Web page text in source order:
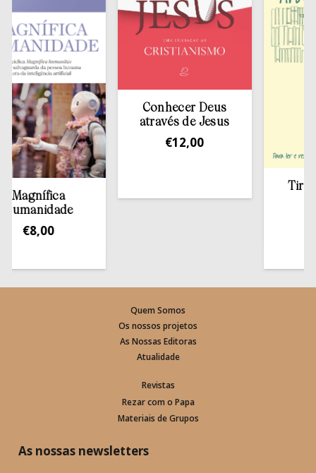
Magnífica
8,00
Conhecer Deus
através de Jesus
12,00
Tirar
Quem Somos
Os nossos projetos
As Nossas Editoras
Atualidade
Revistas
Rezar com o Papa
Materiais de Grupos
As nossas newsletters